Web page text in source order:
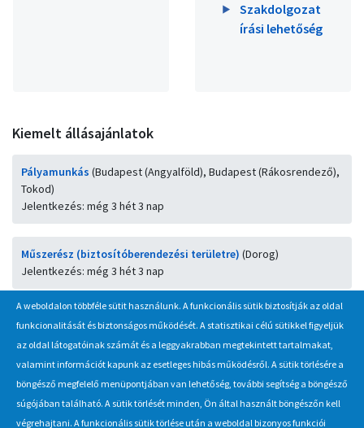
Almenü
Kiemelt állásajánlatok
Pályamunkás (Budapest (Angyalföld), Budapest (Rákosrendező),
Tokod)
Jelentkezés: még 3 hét 3 nap
Műszerész (biztosítóberendezési területre) (Dorog)
Jelentkezés: még 3 hét 3 nap
Autóvillamossági szerelő
(Salgótarján)
Járműszerelő(Budapest, Ferencváros)
Jelentkezés: még 3 hét 3 nap
Szakdolgozat
írási lehetőség
A weboldalon többféle sütit használunk. A funkcionális sütik biztosítják az oldal
funkcionalitását és biztonságos működését. A statisztikai célú sütikkel figyeljük
az oldal látogatóinak számát és a leggyakrabban megtekintett tartalmakat,
valamint információt kapunk az esetleges hibás működésről. A sütik törlésére a
böngésző megfelelő menüpontjában van lehetőség, további segítség a böngésző
súgójában található. A sütik törlését minden, Ön által használt böngészőn kell
végrehajtani. A funkcionális sütik törlése után a weboldal bizonyos funkciói